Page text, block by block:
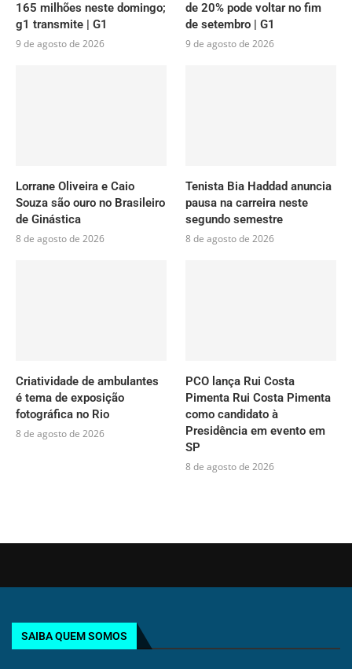
165 milhões neste domingo;
g1 transmite | G1
9 de agosto de 2026
de 20% pode voltar no fim
de setembro | G1
9 de agosto de 2026
Lorrane Oliveira e Caio
Souza são ouro no Brasileiro
de Ginástica
8 de agosto de 2026
Tenista Bia Haddad anuncia
pausa na carreira neste
segundo semestre
8 de agosto de 2026
Criatividade de ambulantes
é tema de exposição
fotográfica no Rio
8 de agosto de 2026
PCO lança Rui Costa
Pimenta Rui Costa Pimenta
como candidato à
Presidência em evento em
SP
8 de agosto de 2026
SAIBA QUEM SOMOS